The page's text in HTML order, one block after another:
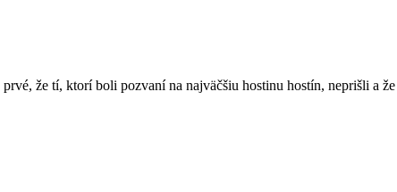
že tí, ktorí boli pozvaní na najväčšiu hostinu hostín, neprišli a